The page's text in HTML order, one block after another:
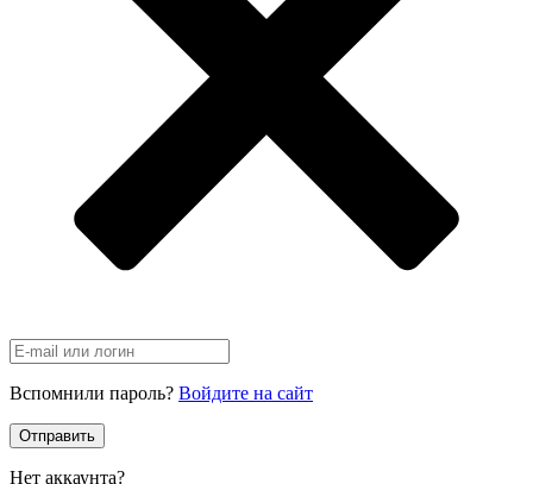
Вспомнили пароль? Войдите на сайт
Отправить
Нет аккаунта?